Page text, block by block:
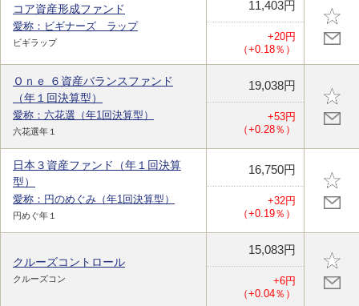
コア資産形成ファンド
愛称：ビギナーズ ラップ
ビギラップ
11,403円
+20円
（+0.18％）
Ｏｎｅ ６資産バランスファンド
（年１回決算型）
愛称：六花選（年1回決算型）
六花選年１
19,038円
+53円
（+0.28％）
日本３資産ファンド（年１回決算
型）
愛称：円のめぐみ（年1回決算型）
円めぐ年１
16,750円
+32円
（+0.19％）
クルーズコントロール
クルーズコン
15,083円
+6円
（+0.04％）